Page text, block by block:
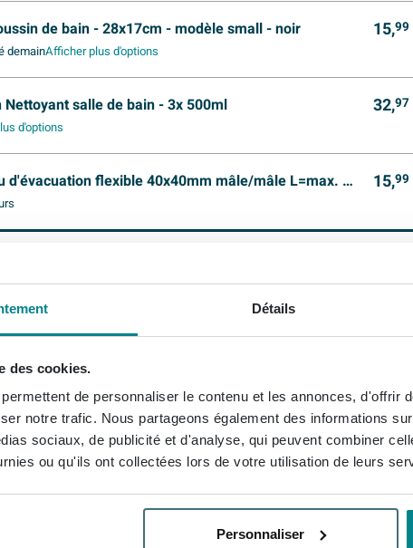
Détails
des cookies.
de personnaliser le contenu et les annonces, d'offrir
notre trafic. Nous partageons également des informations
sociaux, de publicité et d'analyse, qui peuvent combiner
ou qu'ils ont collectées lors de votre utilisation de leurs
Personnaliser
de bain - 28x17cm - modèle small - noir
demain
15,99
Afficher plus d'options
salle de bain - 3x 500ml 32,97
d'options
flexible 40x40mm mâle/mâle L=max. 0.9 m 15,99
Ajouter set au
îlot - 170x80cm - gauche - vert mat
ce magnifique produit de salle de bains transforme chaque
et relaxant. Avec son design élégant et sa finition raffinée,
qui en fait le complément parfait pour une salle de bains